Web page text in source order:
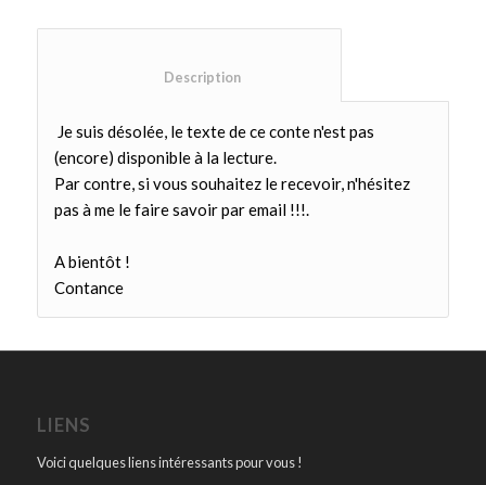
						Description
Je suis désolée, le texte de ce conte n'est pas
(encore) disponible à la lecture.
Par contre, si vous souhaitez le recevoir, n'hésitez
pas à me le faire savoir par email !!!.
A bientôt !
Contance
LIENS
Voici quelques liens intéressants pour vous !